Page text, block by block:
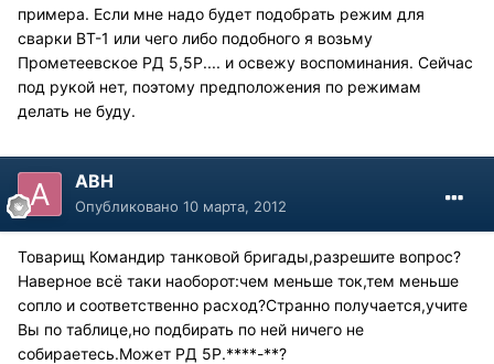
примера. Если мне надо будет подобрать режим для
сварки ВТ-1 или чего либо подобного я возьму
Прометеевское РД 5,5Р.... и освежу воспоминания. Сейчас
под рукой нет, поэтому предположения по режимам
делать не буду.
АВН
Опубликовано 10 марта, 2012
Товарищ Командир танковой бригады,разрешите вопрос?
Наверное всё таки наоборот:чем меньше ток,тем меньше
сопло и соответственно расход?Странно получается,учите
Вы по таблице,но подбирать по ней ничего не
собираетесь.Может РД 5Р.****-**?